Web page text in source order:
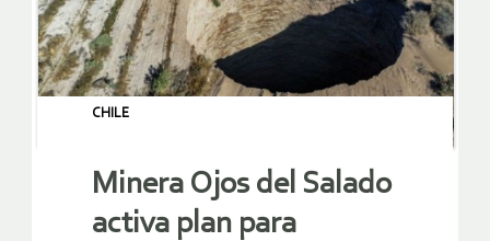
CHILE
Minera Ojos del Salado
activa plan para